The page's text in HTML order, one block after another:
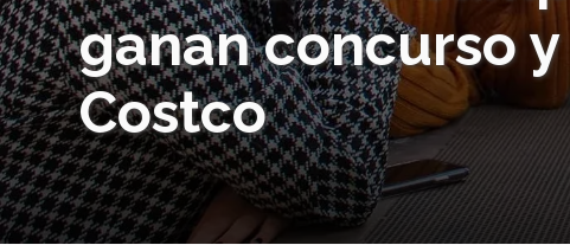
ganan concurso
Costco